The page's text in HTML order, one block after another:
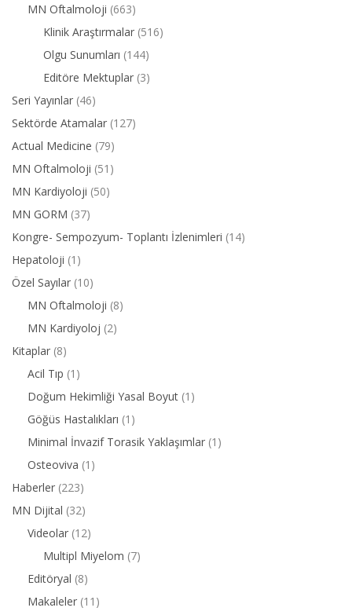
MN Oftalmoloji (663)
Klinik Araştırmalar (516)
Olgu Sunumları (144)
Editöre Mektuplar (3)
Seri Yayınlar (46)
Sektörde Atamalar (127)
Actual Medicine (79)
MN Oftalmoloji (51)
MN Kardiyoloji (50)
MN GORM (37)
Kongre- Sempozyum- Toplantı İzlenimleri (14)
Hepatoloji (1)
Özel Sayılar (10)
MN Oftalmoloji (8)
MN Kardiyoloj (2)
Kitaplar (8)
Acil Tıp (1)
Doğum Hekimliği Yasal Boyut (1)
Göğüs Hastalıkları (1)
Minimal İnvazif Torasik Yaklaşımlar (1)
Osteoviva (1)
Haberler (223)
MN Dijital (32)
Videolar (12)
Multipl Miyelom (7)
Editöryal (8)
Makaleler (11)